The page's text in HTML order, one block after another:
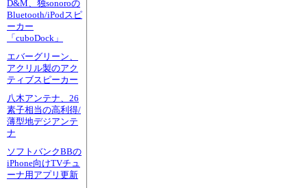
D&M、独sonoroの
Bluetooth/iPodスピ
ーカー
「cuboDock」
エバーグリーン、
アクリル製のアク
ティブスピーカー
八木アンテナ、26
素子相当の高利得/
薄型地デジアンテ
ナ
ソフトバンクBBの
iPhone向けTVチュ
ーナ用アプリ更新